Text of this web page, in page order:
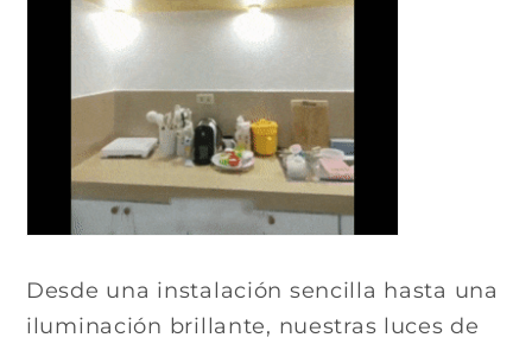
Desde una instalación sencilla hasta una
iluminación brillante, nuestras luces de